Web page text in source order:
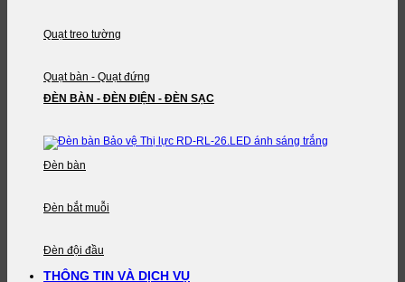
Quạt treo tường
Quạt bàn - Quạt đứng
ĐÈN BÀN - ĐÈN ĐIỆN - ĐÈN SẠC
Đèn bàn
Đèn bắt muỗi
Đèn đội đầu
THÔNG TIN VÀ DỊCH VỤ